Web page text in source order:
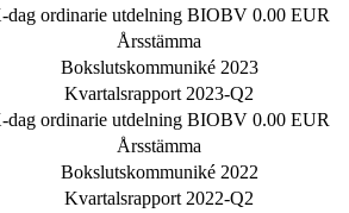
dag ordinarie utdelning BIOBV 0.00 EUR
Årsstämma
Bokslutskommuniké 2023
Kvartalsrapport 2023-Q2
dag ordinarie utdelning BIOBV 0.00 EUR
Årsstämma
Bokslutskommuniké 2022
Kvartalsrapport 2022-Q2